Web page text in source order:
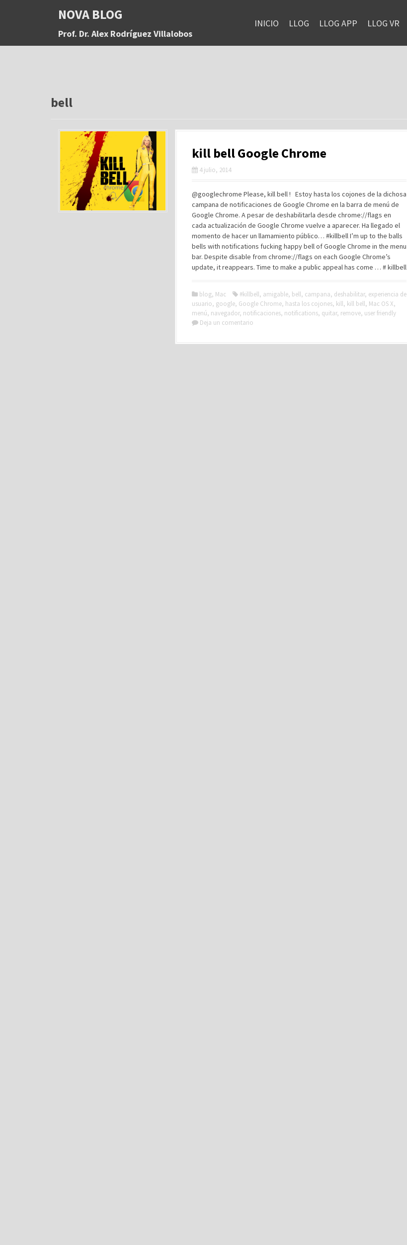
a
NOVA BLOG
Prof. Dr. Alex Rodríguez Villalobos
INICIO LLOG LLOG APP LLOG VR
bell
kill bell Google Chrome
4 julio, 2014
@googlechrome Please, kill bell ! Estoy hasta los cojones de la dichosa
campana de notificaciones de Google Chrome en la barra de menú de
Google Chrome. A pesar de deshabilitarla desde chrome://flags en
cada actualización de Google Chrome vuelve a aparecer. Ha llegado el
momento de hacer un llamamiento público… #killbell I’m up to the balls
bells with notifications fucking happy bell of Google Chrome in the menu
bar. Despite disable from chrome://flags on each Google Chrome’s
update, it reappears. Time to make a public appeal has come … # killbell
blog, Mac #killbell, amigable, bell, campana, deshabilitar, experiencia de
usuario, google, Google Chrome, hasta los cojones, kill, kill bell, Mac OS X,
menú, navegador, notificaciones, notifications, quitar, remove, user friendly
Deja un comentario